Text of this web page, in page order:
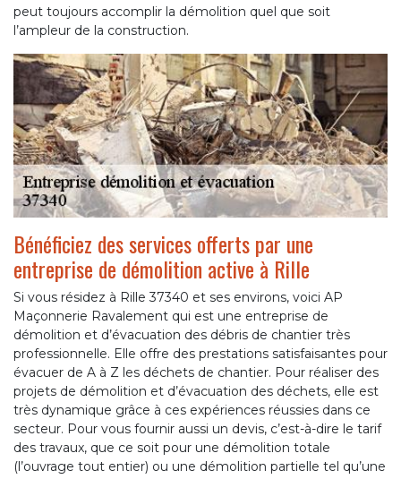
peut toujours accomplir la démolition quel que soit
l’ampleur de la construction.
Bénéficiez des services offerts par une
entreprise de démolition active à Rille
Si vous résidez à Rille 37340 et ses environs, voici AP
Maçonnerie Ravalement qui est une entreprise de
démolition et d’évacuation des débris de chantier très
professionnelle. Elle offre des prestations satisfaisantes pour
évacuer de A à Z les déchets de chantier. Pour réaliser des
projets de démolition et d’évacuation des déchets, elle est
très dynamique grâce à ces expériences réussies dans ce
secteur. Pour vous fournir aussi un devis, c’est-à-dire le tarif
des travaux, que ce soit pour une démolition totale
(l’ouvrage tout entier) ou une démolition partielle tel qu’une